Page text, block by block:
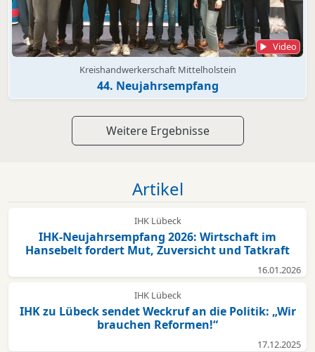
Video
Kreishandwerkerschaft Mittelholstein
44. Neujahrsempfang
Weitere Ergebnisse
Artikel
IHK Lübeck
IHK-Neujahrsempfang 2026: Wirtschaft im
Hansebelt fordert Mut, Zuversicht und Tatkraft
16.01.2026
IHK Lübeck
IHK zu Lübeck sendet Weckruf an die Politik: „Wir
brauchen Reformen!“
17.12.2025